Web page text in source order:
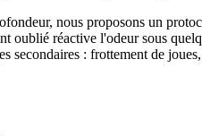
nous proposons un
oublié réactive l'odeur sous
secondaires : frottement de